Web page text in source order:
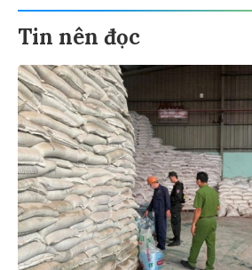
Tin nên đọc